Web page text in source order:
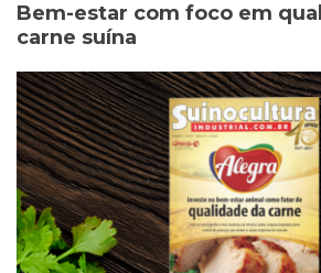
Bem-estar com foco em
carne suína